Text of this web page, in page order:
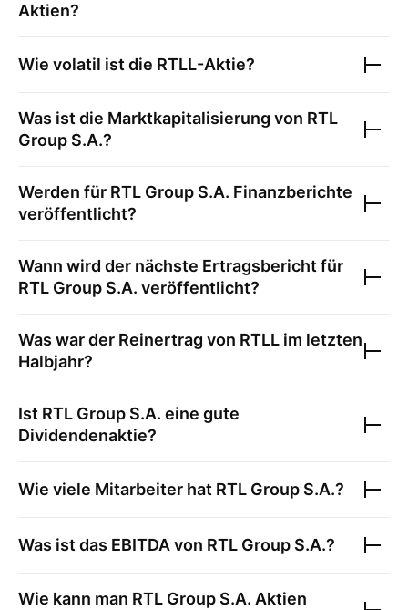
Aktien?
Wie volatil ist die RTLL-Aktie?
Was ist die Marktkapitalisierung von RTL
Group S.A.?
Werden für RTL Group S.A. Finanzberichte
veröffentlicht?
Wann wird der nächste Ertragsbericht für
RTL Group S.A. veröffentlicht?
Was war der Reinertrag von RTLL im letzten
Halbjahr?
Ist RTL Group S.A. eine gute
Dividendenaktie?
Wie viele Mitarbeiter hat RTL Group S.A.?
Was ist das EBITDA von RTL Group S.A.?
Wie kann man RTL Group S.A. Aktien